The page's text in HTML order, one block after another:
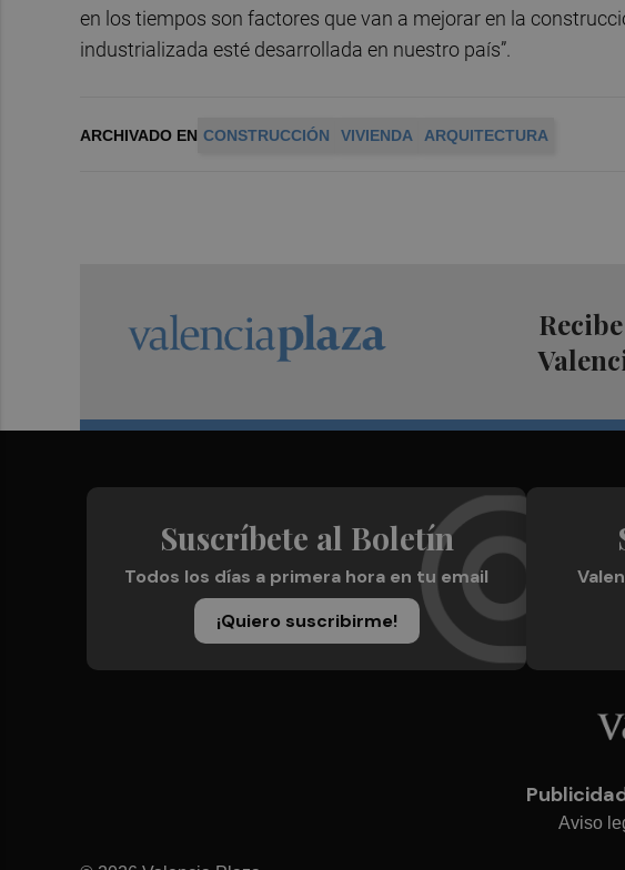
en los tiempos son factores que van a mejorar en la
industrializada esté desarrollada en nuestro país”.
ARCHIVADO EN CONSTRUCCIÓN VIVIENDA ARQUITECTURA
Suscríbete al Boletín
Todos los días a primera hora en tu email
¡Quiero suscribirme!
Aviso